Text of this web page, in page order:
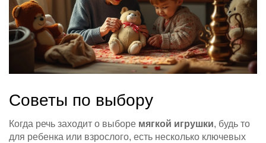
Советы по выбору
Когда речь заходит о выборе мягкой игрушки, будь то
для ребенка или взрослого, есть несколько ключевых